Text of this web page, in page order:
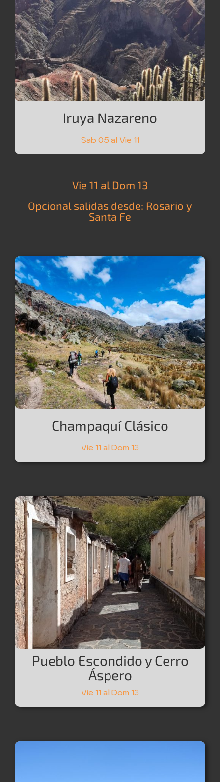
Iruya Nazareno
Sab 05 al Vie 11
Vie 11 al Dom 13
Opcional salidas desde: Rosario y
Santa Fe
Champaquí Clásico
Vie 11 al Dom 13
Pueblo Escondido y Cerro
Áspero
Vie 11 al Dom 13